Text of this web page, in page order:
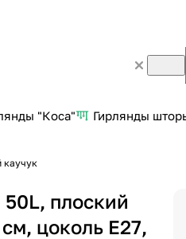
"Коса" Гирлянды
каучук
плоский
цоколь E27,